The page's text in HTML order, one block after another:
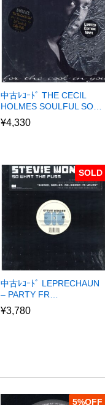
中古ﾚｺｰﾄﾞ THE CECIL
HOLMES SOULFUL SO…
¥4,330
SOLD
中古ﾚｺｰﾄﾞ LEPRECHAUN
– PARTY FR…
¥3,780
5%